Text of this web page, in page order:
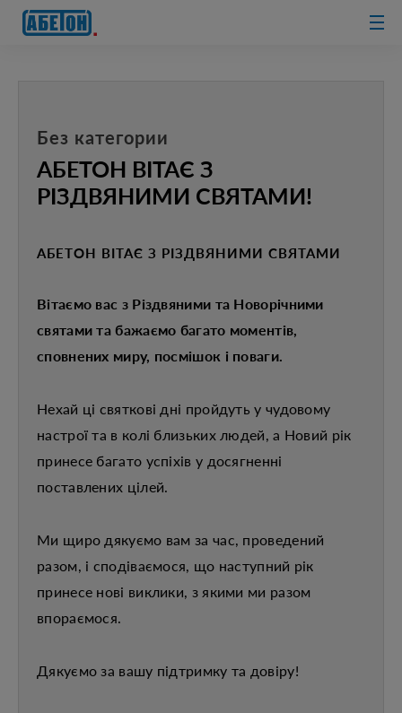
очисні споруди
Без категории
АБЕТОН ВІТАЄ З
РІЗДВЯНИМИ СВЯТАМИ!
АБЕТОН ВІТАЄ З РІЗДВЯНИМИ СВЯТАМИ
Вітаємо вас з Різдвяними та Новорічними
святами та бажаємо багато моментів,
сповнених миру, посмішок і поваги.
Нехай ці святкові дні пройдуть у чудовому
настрої та в колі близьких людей, а Новий рік
принесе багато успіхів у досягненні
поставлених цілей.
Ми щиро дякуємо вам за час, проведений
разом, і сподіваємося, що наступний рік
принесе нові виклики, з якими ми разом
впораємося.
Дякуємо за вашу підтримку та довіру!